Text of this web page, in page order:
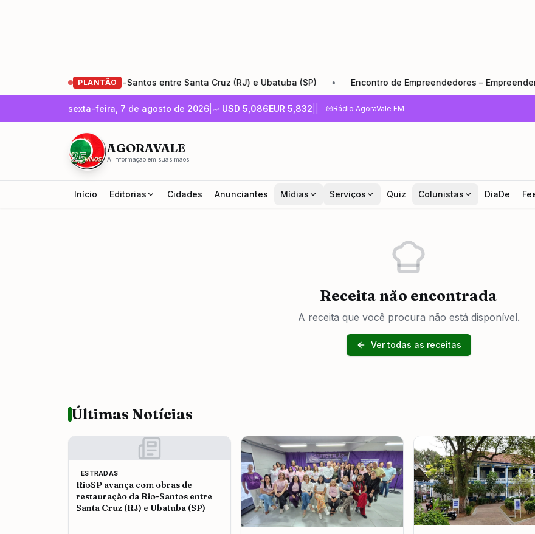
PLANTÃO
de restauração da Rio-Santos entre Santa Cruz (RJ) e Ubatuba (SP) • Encontro de Empreendedores – Empreender e
sexta-feira, 7 de agosto de 2026 USD 5,086EUR 5,832 Rádio AgoraVale FM
AGORAVALE
A Informação em suas mãos!
Início Editorias Cidades Anunciantes Mídias Serviços Quiz Colunistas DiaDe
Receita não encontrada
A receita que você procura não está disponível.
Ver todas as receitas
Últimas Notícias
ESTRADAS
RioSP avança com obras de
restauração da Rio-Santos entre
Santa Cruz (RJ) e Ubatuba (SP)